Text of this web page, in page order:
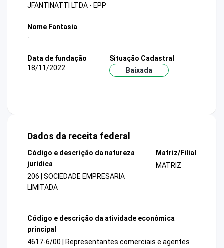
JFANTINATTI LTDA - EPP
Nome Fantasia
-
Data de fundação
18/11/2022
Situação Cadastral
Baixada
Dados da receita federal
Código e descrição da natureza
jurídica
206 | SOCIEDADE EMPRESARIA
LIMITADA
Matriz/Filial
MATRIZ
Código e descrição da atividade econômica
principal
4617-6/00 | Representantes comerciais e agentes